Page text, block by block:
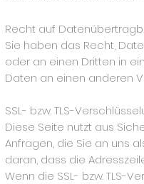
Recht auf
Sie haben das Recht,
oder an einen Dritten in
Daten an einen anderen
SSL- bzw. TLS-
Diese Seite nutzt aus
Anfragen, die Sie an uns
daran, dass die
Wenn die SSL- bzw. TLS-